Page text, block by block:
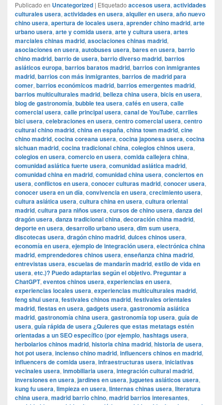
Publicado en Uncategorized | Etiquetado accesos usera, actividades
culturales usera, actividades en usera, alquiler en usera, año nuevo
chino usera, apertura de locales usera, aprender chino madrid, arte
urbano usera, arte y comida usera, arte y cultura usera, artes
marciales chinas madrid, asociaciones chinas madrid,
asociaciones en usera, autobuses usera, bares en usera, barrio
chino madrid, barrio de usera, barrio diverso madrid, barrios
asiáticos europa, barrios baratos madrid, barrios con inmigrantes
madrid, barrios con más inmigrantes, barrios de madrid para
comer, barrios económicos madrid, barrios emergentes madrid,
barrios multiculturales madrid, belleza china usera, bicis en usera,
blog de gastronomía, bubble tea usera, cafés en usera, calle
comercial usera, calle principal usera, canal de YouTube, carriles
bici usera, celebraciones en usera, centro comercial usera, centro
cultural chino madrid, china en españa, china town madrid, cine
chino madrid, cocina coreana usera, cocina japonesa usera, cocina
sichuan madrid, cocina tradicional china, colegios chinos usera,
colegios en usera, comercio en usera, comida callejera china,
comunidad asiática fuerte usera, comunidad asiática madrid,
comunidad china en madrid, comunidad china usera, conciertos en
usera, conflictos en usera, conocer culturas madrid, conocer usera,
conocer usera en un día, convivencia en usera, crecimiento usera,
cultura asiática usera, cultura china en usera, cultura oriental
madrid, cultura para niños usera, cursos de chino usera, danza del
dragón usera, danza tradicional china, decoración china madrid,
deporte en usera, desarrollo urbano usera, dim sum usera,
discotecas usera, dragón chino madrid, dulces chinos usera,
economía en usera, ejemplo de integración usera, electrónica china
madrid, emprendedores chinos usera, enseñanza china madrid,
entrevistas usera, escuelas de mandarín madrid, estilo de vida en
usera, etc.)? Puedo adaptarlas según el objetivo. Preguntar a
ChatGPT, eventos chinos usera, experiencias en usera,
experiencias locales usera, experiencias multiculturales madrid,
feng shui usera, festivales chinos madrid, festivales orientales
madrid, fiestas en usera, gadgets usera, gastronomía asiática
madrid, gastronomía china usera, gastronomía top usera, guía de
usera, guía rápida de usera ¿Quieres que estas metatags estén
orientadas a un SEO específico (por ejemplo, hashtags usera,
herbolarios chinos madrid, historia china madrid, historia de usera,
hot pot usera, incienso chino madrid, influencers chinos en madrid,
influencers de comida usera, infraestructuras usera, iniciativas
vecinales usera, inmobiliaria usera, integración cultural madrid,
inversiones en usera, jardines en usera, juguetes asiáticos usera,
kung fu usera, limpieza en usera, linternas chinas usera, literatura
china usera, madrid barrio chino, madrid barrios interesantes,